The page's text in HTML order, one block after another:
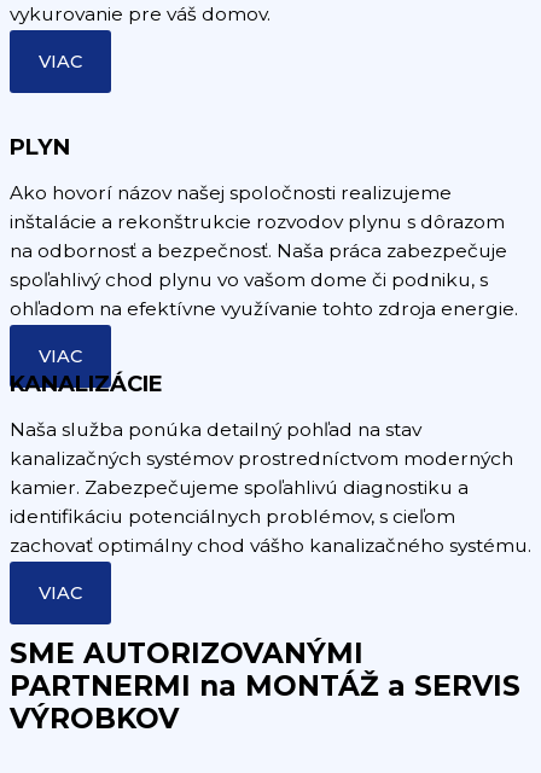
vykurovanie pre váš domov.
VIAC
PLYN
Ako hovorí názov našej spoločnosti realizujeme
inštalácie a rekonštrukcie rozvodov plynu s dôrazom
na odbornosť a bezpečnosť. Naša práca zabezpečuje
spoľahlivý chod plynu vo vašom dome či podniku, s
ohľadom na efektívne využívanie tohto zdroja energie.
VIAC
KANALIZÁCIE
Naša služba ponúka detailný pohľad na stav
kanalizačných systémov prostredníctvom moderných
kamier. Zabezpečujeme spoľahlivú diagnostiku a
identifikáciu potenciálnych problémov, s cieľom
zachovať optimálny chod vášho kanalizačného systému.
VIAC
SME AUTORIZOVANÝMI
PARTNERMI na MONTÁŽ a SERVIS
VÝROBKOV